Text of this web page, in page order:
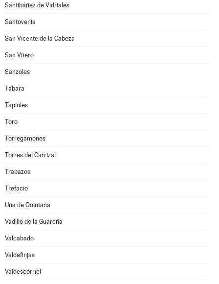
Santibáñez de Vidriales
Santovenia
San Vicente de la Cabeza
San Vitero
Sanzoles
Tábara
Tapioles
Toro
Torregamones
Torres del Carrizal
Trabazos
Trefacio
Uña de Quintana
Vadillo de la Guareña
Valcabado
Valdefinjas
Valdescorriel